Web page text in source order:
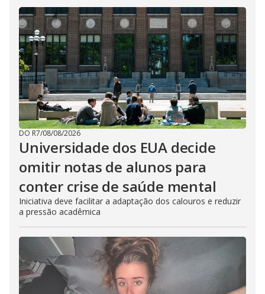
DO R7/08/08/2026
Universidade dos EUA decide
omitir notas de alunos para
conter crise de saúde mental
Iniciativa deve facilitar a adaptação dos calouros e reduzir
a pressão acadêmica